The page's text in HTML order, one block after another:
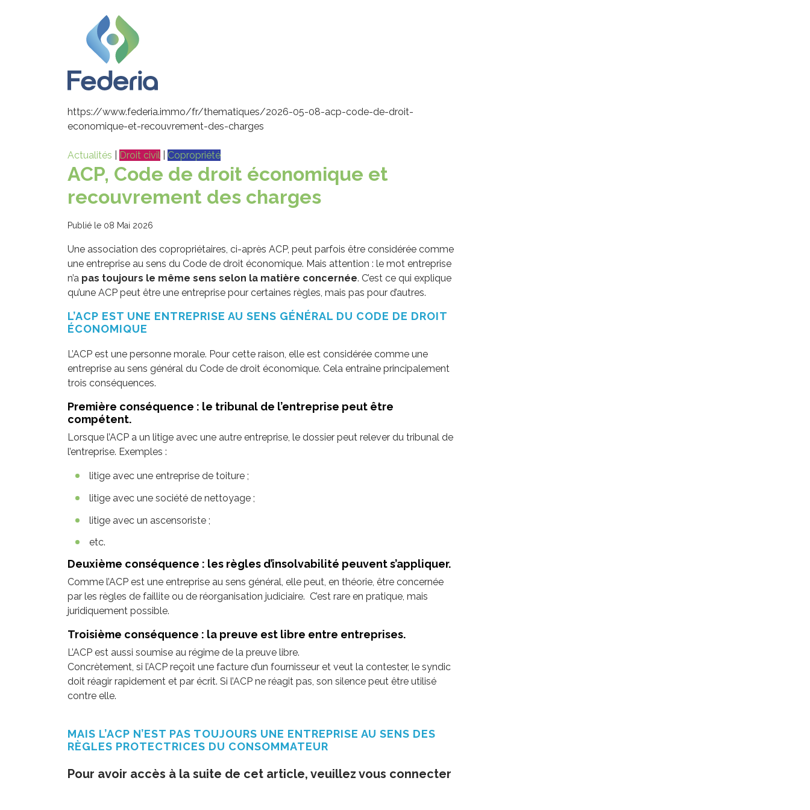
https://www.federia.immo/fr/thematiques/2026-05-08-acp-code-de-droit-
economique-et-recouvrement-des-charges
Actualités Droit civil Copropriété
ACP, Code de droit économique et
recouvrement des charges
Publié le 08 Mai 2026
Une association des copropriétaires, ci-après ACP, peut parfois être considérée comme
une entreprise au sens du Code de droit économique. Mais attention : le mot entreprise
n’a pas toujours le même sens selon la matière concernée. C’est ce qui explique
qu’une ACP peut être une entreprise pour certaines règles, mais pas pour d’autres.
L’ACP EST UNE ENTREPRISE AU SENS GÉNÉRAL DU CODE DE DROIT
ÉCONOMIQUE
L’ACP est une personne morale. Pour cette raison, elle est considérée comme une
entreprise au sens général du Code de droit économique. Cela entraîne principalement
trois conséquences.
Première conséquence : le tribunal de l’entreprise peut être
compétent.
Lorsque l’ACP a un litige avec une autre entreprise, le dossier peut relever du tribunal de
l’entreprise. Exemples :
litige avec une entreprise de toiture ;
litige avec une société de nettoyage ;
litige avec un ascensoriste ;
etc.
Deuxième conséquence : les règles d’insolvabilité peuvent s’appliquer.
Comme l’ACP est une entreprise au sens général, elle peut, en théorie, être concernée
par les règles de faillite ou de réorganisation judiciaire. C’est rare en pratique, mais
juridiquement possible.
Troisième conséquence : la preuve est libre entre entreprises.
L’ACP est aussi soumise au régime de la preuve libre.
Concrètement, si l’ACP reçoit une facture d’un fournisseur et veut la contester, le syndic
doit réagir rapidement et par écrit. Si l’ACP ne réagit pas, son silence peut être utilisé
contre elle.
MAIS L’ACP N’EST PAS TOUJOURS UNE ENTREPRISE AU SENS DES
RÈGLES PROTECTRICES DU CONSOMMATEUR
Pour avoir accès à la suite de cet article, veuillez vous connecter